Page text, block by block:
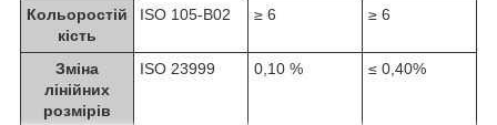
Кольоростій
кість
ISO 105-B02 ≥ 6 ≥ 6
Зміна
лінійних
розмірів
ISO 23999 0,10 % ≤ 0,40%